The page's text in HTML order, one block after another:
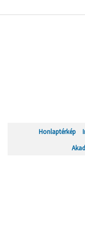
Honlaptérkép